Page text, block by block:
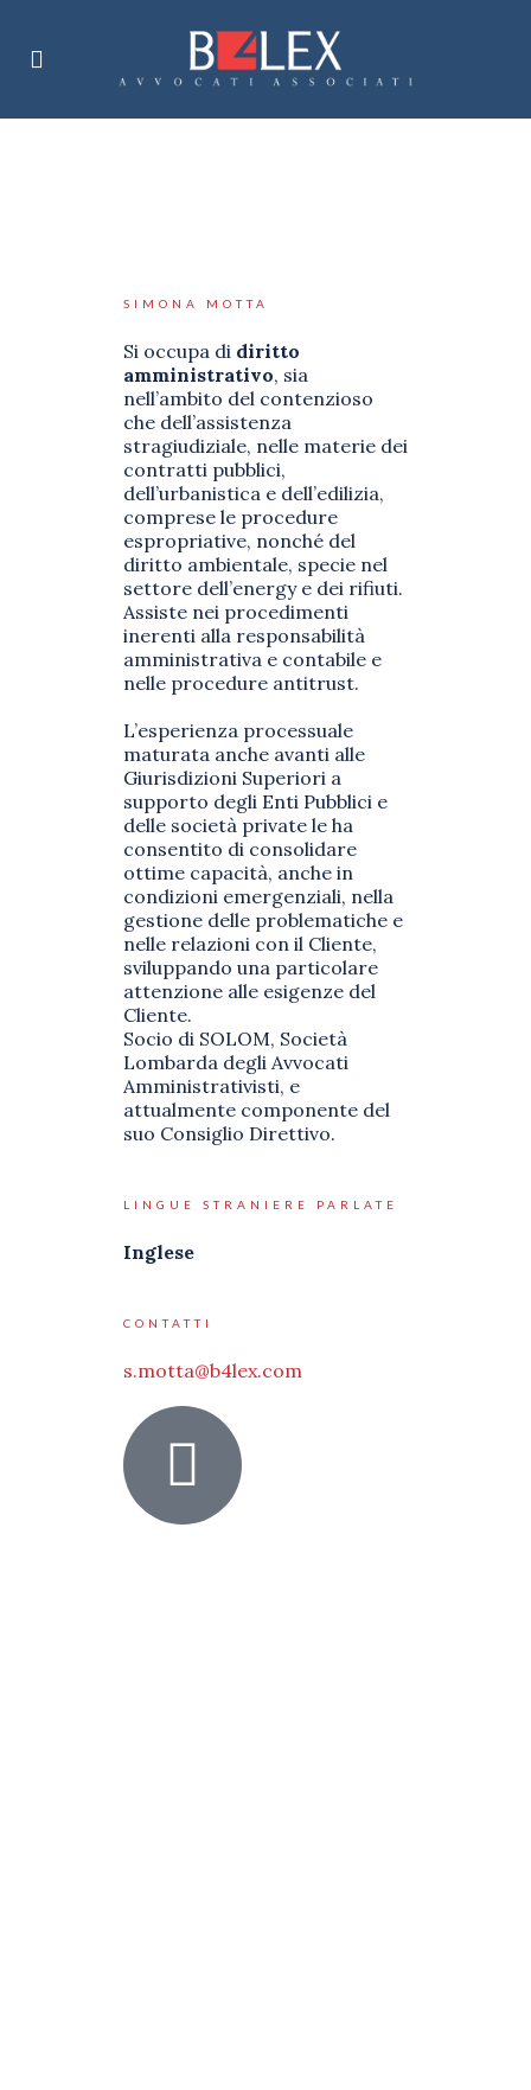
SIMONA MOTTA
Si occupa di diritto
amministrativo, sia
nell’ambito del contenzioso
che dell’assistenza
stragiudiziale, nelle materie dei
contratti pubblici,
dell’urbanistica e dell’edilizia,
comprese le procedure
espropriative, nonché del
diritto ambientale, specie nel
settore dell’energy e dei rifiuti.
Assiste nei procedimenti
inerenti alla responsabilità
amministrativa e contabile e
nelle procedure antitrust.
L’esperienza processuale
maturata anche avanti alle
Giurisdizioni Superiori a
supporto degli Enti Pubblici e
delle società private le ha
consentito di consolidare
ottime capacità, anche in
condizioni emergenziali, nella
gestione delle problematiche e
nelle relazioni con il Cliente,
sviluppando una particolare
attenzione alle esigenze del
Cliente.
Socio di SOLOM, Società
Lombarda degli Avvocati
Amministrativisti, e
attualmente componente del
suo Consiglio Direttivo.
LINGUE STRANIERE PARLATE
Inglese
CONTATTI
s.motta@b4lex.com